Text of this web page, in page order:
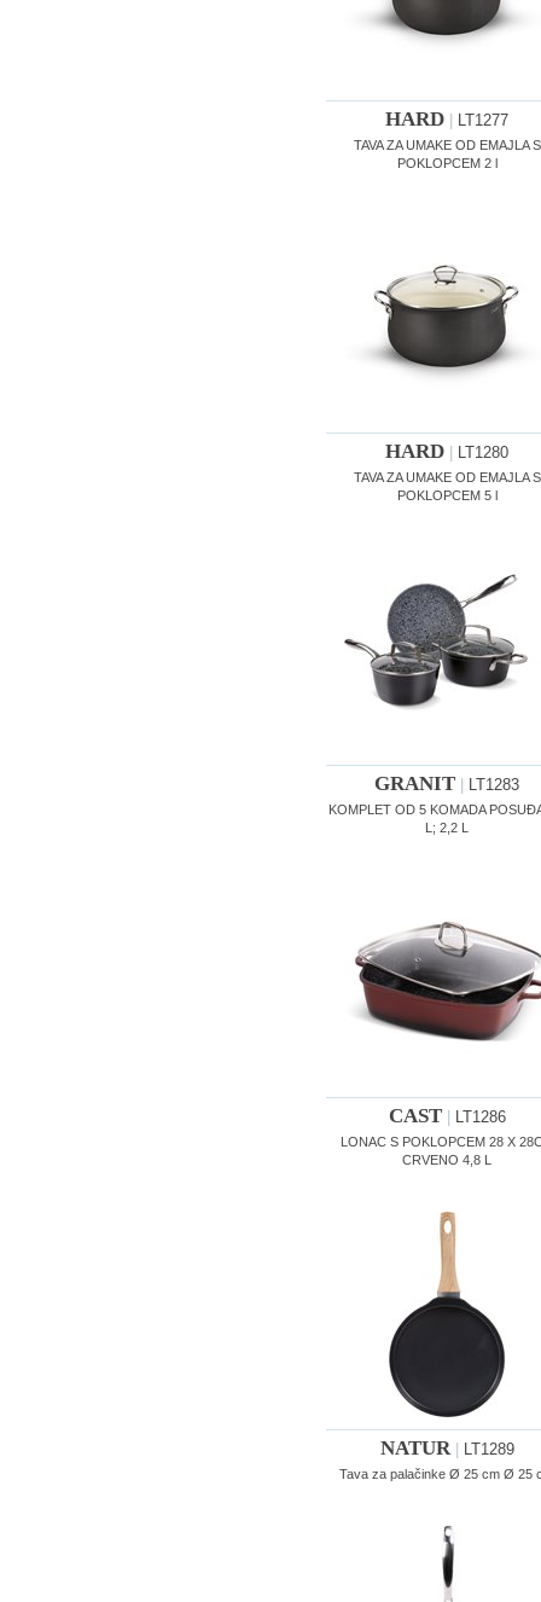
HARD LT1277
TAVA ZA UMAKE OD EMAJLA S
POKLOPCEM 2 l
HARD LT1280
TAVA ZA UMAKE OD EMAJLA S
POKLOPCEM 5 l
GRANIT LT1283
KOMPLET OD 5 KOMADA
L; 2,2 L
CAST LT1286
LONAC S POKLOPCEM 28 X
CRVENO 4,8 L
NATUR LT1289
Tava za palačinke Ø 25 cm Ø 25